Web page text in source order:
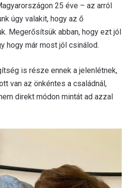
25 éve – az arról
úgy valakit, hogy az ő
Megerősítsük abban, hogy ezt jól
hogy már most jól csinálod.
is része ennek a jelenlétnek,
van az önkéntes a családnál,
direkt módon mintát ad azzal